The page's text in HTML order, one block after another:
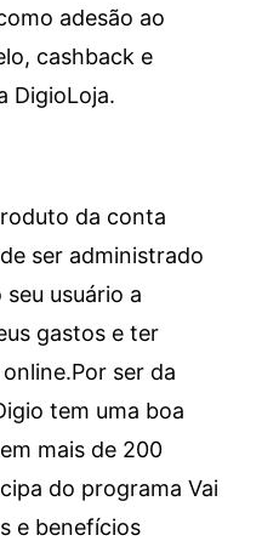
adesão ao
cashback e
DigioLoja.
da conta
ser administrado
usuário a
gastos e ter
Por ser da
tem uma boa
mais de 200
do programa Vai
e benefícios